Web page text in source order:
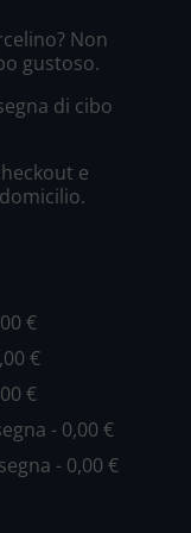
Non
gustoso.
di cibo
e
€
€
€
- 0,00 €
- 0,00 €